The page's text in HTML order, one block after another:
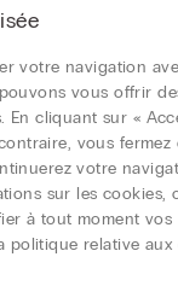
votre navigation
vous offrir
En cliquant sur «
vous
votre
sur les cookies,
à tout moment
politique relative aux